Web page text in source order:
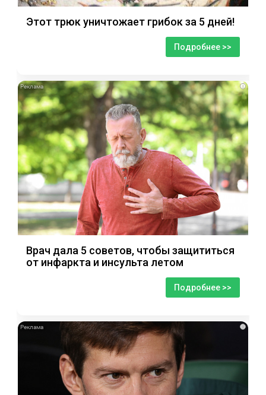
Этот трюк уничтожает грибок за 5 дней!
Подробнее >>
i
Врач дала 5 советов, чтобы защититься
от инфаркта и инсульта летом
Подробнее >>
i